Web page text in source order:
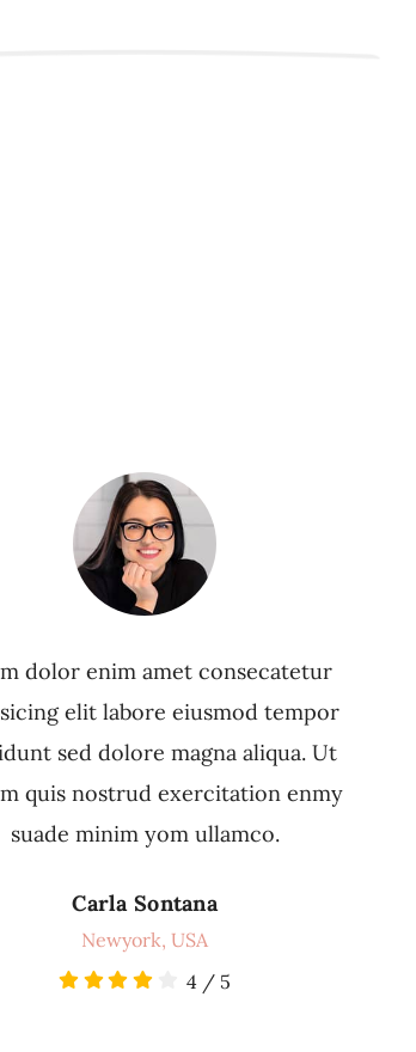
dolor enim amet consecatetur
elit labore eiusmod tempor
sed dolore magna aliqua. Ut
quis nostrud exercitation enmy
suade minim yom ullamco.
Carla Sontana
Newyork, USA
4 / 5